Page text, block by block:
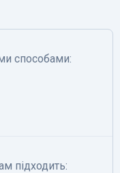
способами:
підходить: